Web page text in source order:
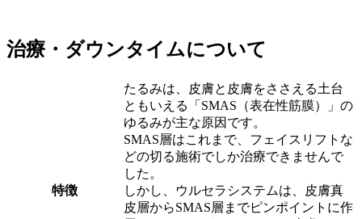
治療・ダウンタイムについて
特徴
たるみは、皮膚と皮膚をささえる土台
ともいえる「SMAS（表在性筋膜）」の
ゆるみが主な原因です。
SMAS層はこれまで、フェイスリフトな
どの切る施術でしか治療できませんで
した。
しかし、ウルセラシステムは、皮膚真
皮層からSMAS層までピンポイントに作